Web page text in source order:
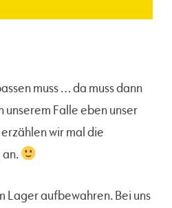
muss … da muss dann
unserem Falle eben unser
wir mal die
an.
Lager aufbewahren. Bei uns